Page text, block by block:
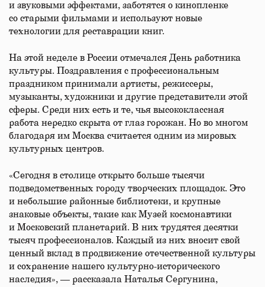
и звуковыми эффектами, заботятся о кинопленке
со старыми фильмами и используют новые
технологии для реставрации книг.
На этой неделе в России отмечался День работника
культуры. Поздравления с профессиональным
праздником принимали артисты, режиссеры,
музыканты, художники и другие представители этой
сферы. Среди них есть и те, чья высококлассная
работа нередко скрыта от глаз горожан. Но во многом
благодаря им Москва считается одним из мировых
культурных центров.
«Сегодня в столице открыто больше тысячи
подведомственных городу творческих площадок. Это
и небольшие районные библиотеки, и крупные
знаковые объекты, такие как Музей космонавтики
и Московский планетарий. В них трудятся десятки
тысяч профессионалов. Каждый из них вносит свой
ценный вклад в продвижение отечественной культуры
и сохранение нашего культурно-исторического
наследия», — рассказала Наталья Сергунина,